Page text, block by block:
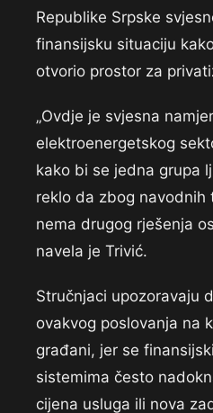
Republike Srpske
finansijsku situaciju
otvorio prostor za
„Ovdje je svjesna
elektroenergetskog
kako bi se jedna grupa
reklo da zbog navodnih
nema drugog rješenja
navela je Trivić.
Stručnjaci upozoravaju
ovakvog poslovanja na
građani, jer se
sistemima često
cijena usluga ili nova